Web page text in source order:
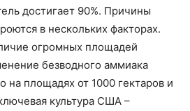
достигает 90%. Причины
в нескольких факторах.
огромных площадей
безводного аммиака
на площадях от 1000 гектаров и
культура США –